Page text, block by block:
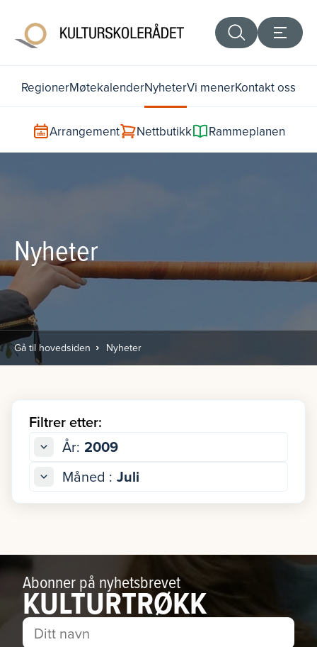
RegionerMøtekalenderNyheterVi menerKontakt oss
Arrangement Nettbutikk Rammeplanen
Nyheter
Gå til hovedsiden Nyheter
Filtrer etter:
År: 2009
Måned : Juli
Abonner på nyhetsbrevet
KULTURTRØKK